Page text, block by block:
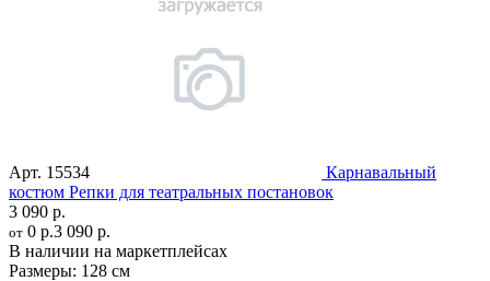
Арт. 15534
Карнавальный
костюм Репки для театральных постановок
3 090 р.
от 0 р.3 090 р.
В наличии на маркетплейсах
Размеры: 128 см